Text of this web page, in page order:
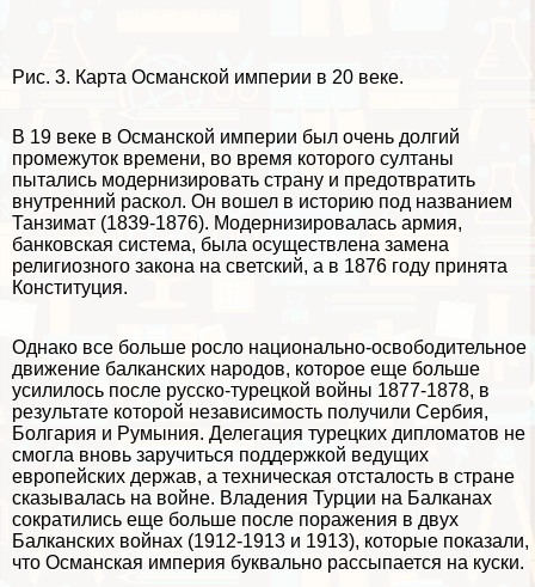
Рис. 3. Карта Османской империи в 20 веке.
В 19 веке в Османской империи был очень долгий
промежуток времени, во время которого султаны
пытались модернизировать страну и предотвратить
внутренний раскол. Он вошел в историю под названием
Танзимат (1839-1876). Модернизировалась армия,
банковская система, была осуществлена замена
религиозного закона на светский, а в 1876 году принята
Конституция.
Однако все больше росло национально-освободительное
движение балканских народов, которое еще больше
усилилось после русско-турецкой войны 1877-1878, в
результате которой независимость получили Сербия,
Болгария и Румыния. Делегация турецких дипломатов не
смогла вновь заручиться поддержкой ведущих
европейских держав, а техническая отсталость в стране
сказывалась на войне. Владения Турции на Балканах
сократились еще больше после поражения в двух
Балканских войнах (1912-1913 и 1913), которые показали,
что Османская империя буквально рассыпается на куски.